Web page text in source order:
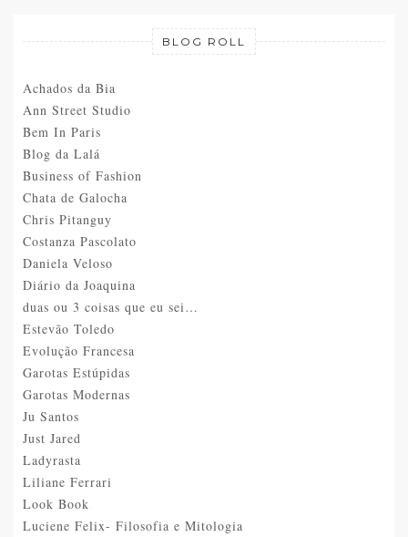
BLOG ROLL
Achados da Bia
Ann Street Studio
Bem In Paris
Blog da Lalá
Business of Fashion
Chata de Galocha
Chris Pitanguy
Costanza Pascolato
Daniela Veloso
Diário da Joaquina
duas ou 3 coisas que eu sei…
Estevão Toledo
Evolução Francesa
Garotas Estúpidas
Garotas Modernas
Ju Santos
Just Jared
Ladyrasta
Liliane Ferrari
Look Book
Luciene Felix- Filosofia e Mitologia